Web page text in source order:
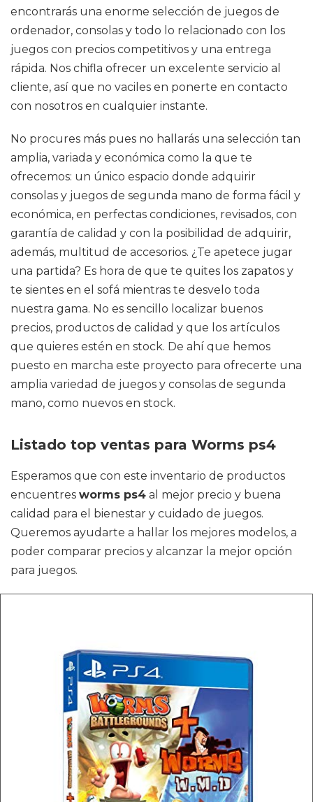
encontrarás una enorme selección de juegos de
ordenador, consolas y todo lo relacionado con los
juegos con precios competitivos y una entrega
rápida. Nos chifla ofrecer un excelente servicio al
cliente, así que no vaciles en ponerte en contacto
con nosotros en cualquier instante.
No procures más pues no hallarás una selección tan
amplia, variada y económica como la que te
ofrecemos: un único espacio donde adquirir
consolas y juegos de segunda mano de forma fácil y
económica, en perfectas condiciones, revisados, con
garantía de calidad y con la posibilidad de adquirir,
además, multitud de accesorios. ¿Te apetece jugar
una partida? Es hora de que te quites los zapatos y
te sientes en el sofá mientras te desvelo toda
nuestra gama. No es sencillo localizar buenos
precios, productos de calidad y que los artículos
que quieres estén en stock. De ahí que hemos
puesto en marcha este proyecto para ofrecerte una
amplia variedad de juegos y consolas de segunda
mano, como nuevos en stock.
Listado top ventas para Worms ps4
Esperamos que con este inventario de productos
encuentres worms ps4 al mejor precio y buena
calidad para el bienestar y cuidado de juegos.
Queremos ayudarte a hallar los mejores modelos, a
poder comparar precios y alcanzar la mejor opción
para juegos.